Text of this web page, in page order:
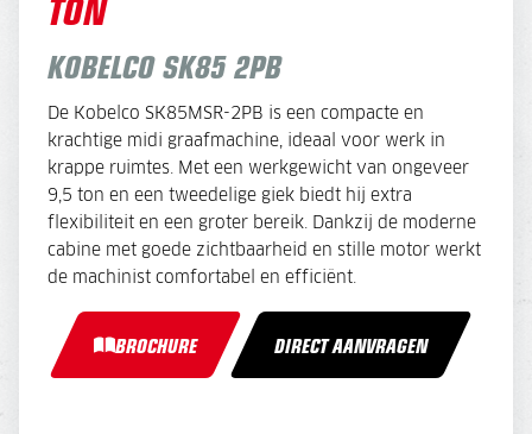
KOBELCO SK85 2PB
De Kobelco SK85MSR-2PB is een compacte en
krachtige midi graafmachine, ideaal voor werk in
krappe ruimtes. Met een werkgewicht van ongeveer
9,5 ton en een tweedelige giek biedt hij extra
flexibiliteit en een groter bereik. Dankzij de moderne
cabine met goede zichtbaarheid en stille motor werkt
de machinist comfortabel en efficiënt.
BROCHURE DIRECT AANVRAGEN